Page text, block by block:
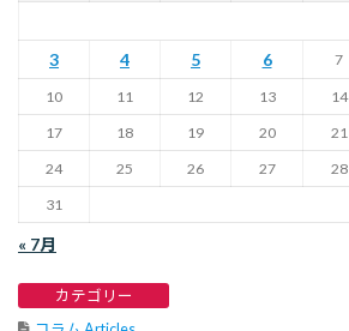
3
4 5 6 7
10 11 12 13 14
17
18 19 20 21
24
25 26 27 28
31
« 7月
カテゴリー